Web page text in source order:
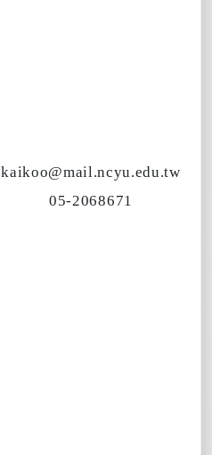
kaikoo@mail.ncyu.edu.tw
05-2068671